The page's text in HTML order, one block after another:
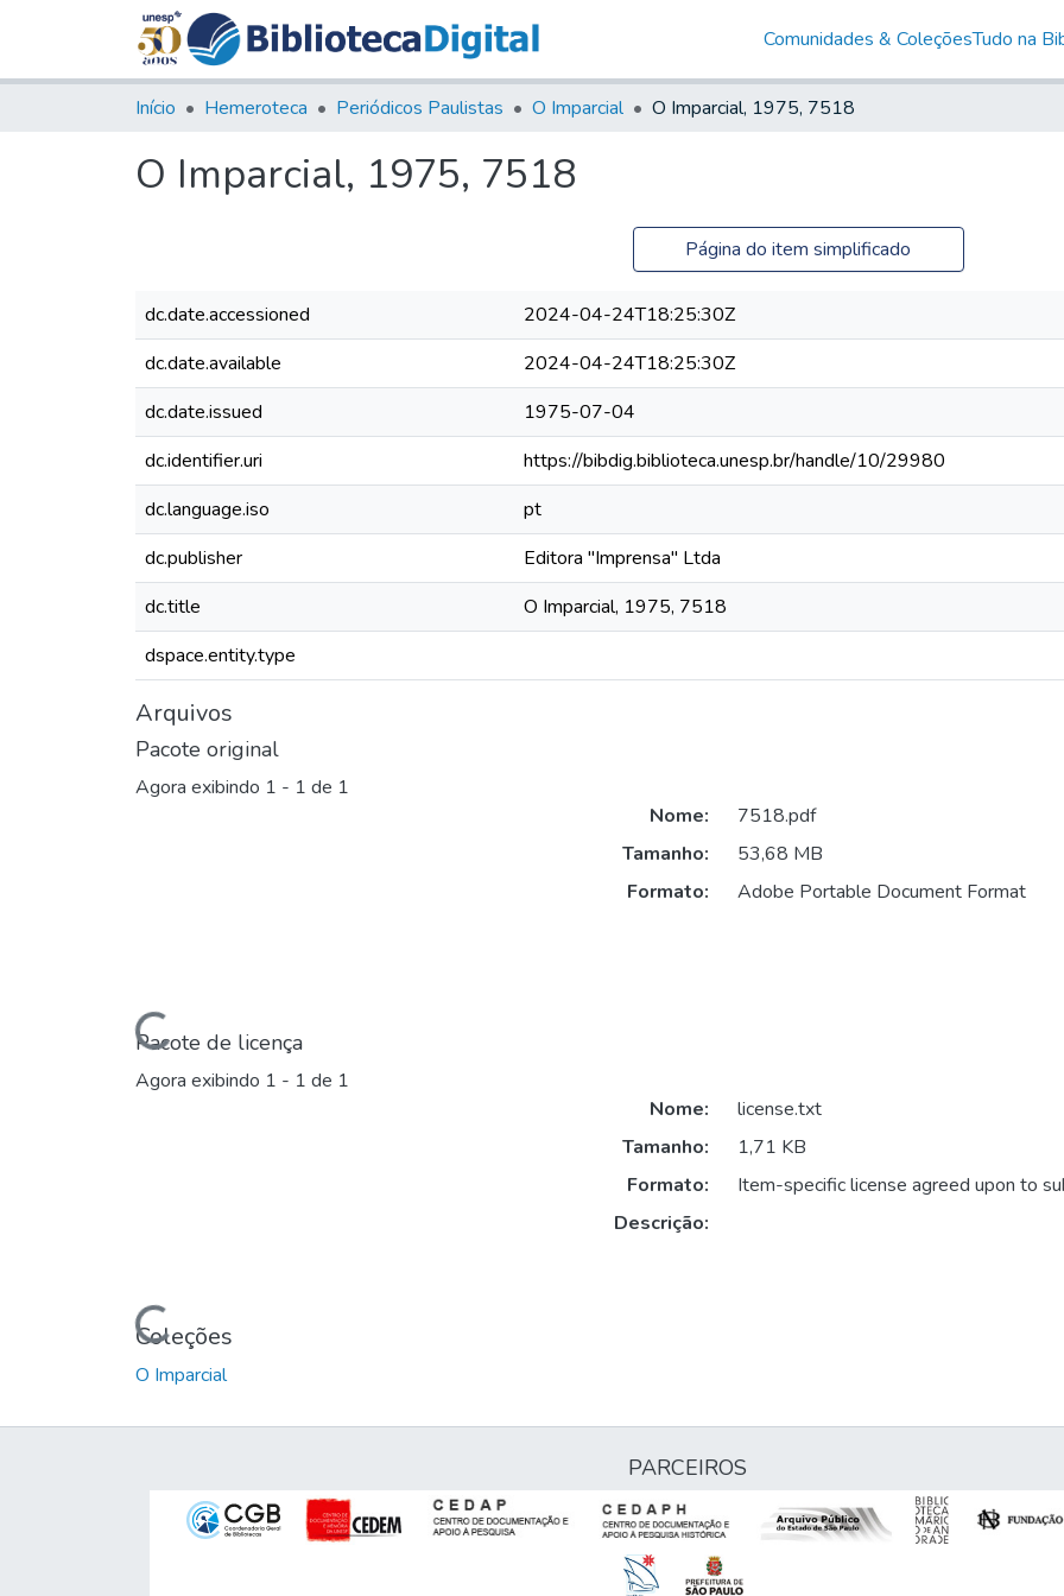
Comunidades & ColeçõesTudo na
Início Hemeroteca Periódicos Paulistas O Imparcial O Imparcial, 1975, 7518
O Imparcial, 1975, 7518
Página do item simplificado
dc.date.accessioned
2024-04-24T18:25:30Z
dc.date.available
2024-04-24T18:25:30Z
dc.date.issued
1975-07-04
dc.identifier.uri
https://bibdig.biblioteca.unesp.br/handle/10/29980
dc.language.iso
pt
dc.publisher
Editora "Imprensa" Ltda
dc.title
O Imparcial, 1975, 7518
dspace.entity.type
Arquivos
Pacote original
Agora exibindo 1 - 1 de 1
Carregando...
Nome:
7518.pdf
Tamanho:
53,68 MB
Formato:
Adobe Portable Document Format
Pacote de licença
Agora exibindo 1 - 1 de 1
Carregando...
Nome:
license.txt
Tamanho:
1,71 KB
Formato:
Item-specific license agreed upon to
Descrição:
Coleções
O Imparcial
PARCEIROS